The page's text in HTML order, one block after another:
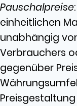
Pauschalpreise
einheitlichen
unabhängig
Verbrauchers
gegenüber